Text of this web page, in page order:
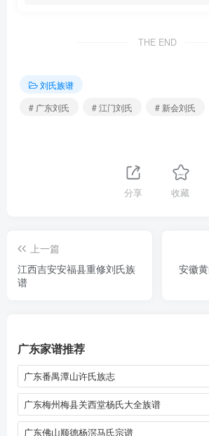
THE END
刘氏族谱
# 广东刘氏
# 江门刘氏 # 新会刘氏
分享 收藏
上一篇
江西吉安安福县重修刘氏族
谱
安徽
广东家谱推荐
广东番禺潭山许氏族志
广东梅州梅县关西堂杨氏大全族谱
广东佛山顺德杨滘马氏宗谱